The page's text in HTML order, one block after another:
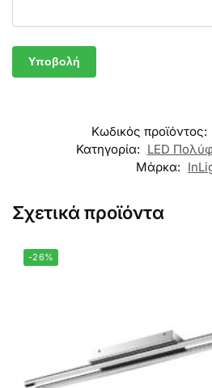
Κωδικός προϊόντος:
Κατηγορία: LED
Μάρκα:
Σχετικά προϊόντα
-26%